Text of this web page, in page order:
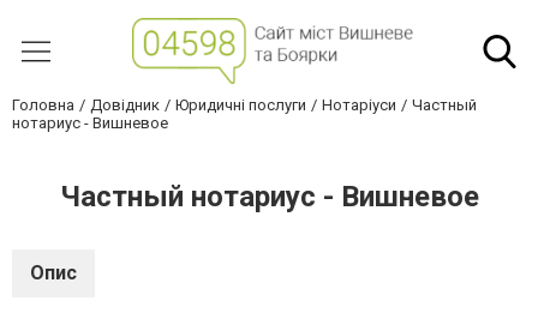
Головна Довідник Юридичні послуги Нотаріуси
Частный
нотариус - Вишневое
Частный нотариус - Вишневое
Опис